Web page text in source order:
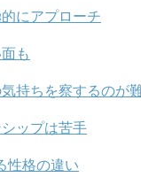
にアプローチ
も
持ちを察するのが
ップは苦手
性格の違い